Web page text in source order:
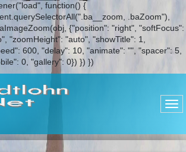
function() {
.baZoom"),
{"position": "right", "softFocus":
"zoomHeight": "auto", "showTitle": 1,
600, "delay": 10, "animate": "", "spacer": 5,
0, "gallery": 0}) }) })